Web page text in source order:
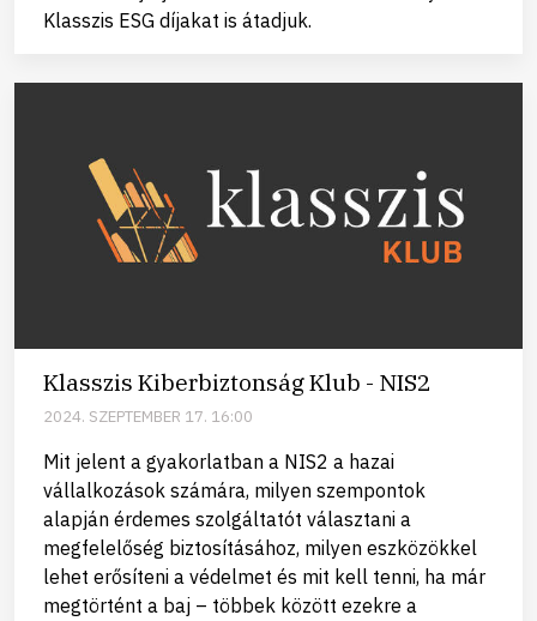
Klasszis ESG díjakat is átadjuk.
Klasszis Kiberbiztonság Klub - NIS2
2024. SZEPTEMBER 17. 16:00
Mit jelent a gyakorlatban a NIS2 a hazai
vállalkozások számára, milyen szempontok
alapján érdemes szolgáltatót választani a
megfelelőség biztosításához, milyen eszközökkel
lehet erősíteni a védelmet és mit kell tenni, ha már
megtörtént a baj – többek között ezekre a